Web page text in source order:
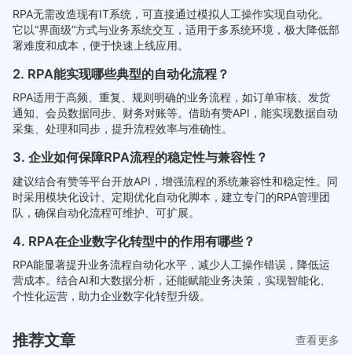
RPA无需改造现有IT系统，可直接通过模拟人工操作实现自动化。
它以“界面级”方式与业务系统交互，适用于多系统环境，极大降低部
署难度和成本，便于快速上线应用。
2. RPA能实现哪些典型的自动化流程？
RPA适用于高频、重复、规则明确的业务流程，如订单审核、发货
通知、会员数据同步、财务对账等。借助有赞API，能实现数据自动
采集、处理和同步，提升流程效率与准确性。
3. 企业如何保障RPA流程的稳定性与兼容性？
建议结合有赞等平台开放API，增强流程的系统兼容性和稳定性。同
时采用模块化设计、定期优化自动化脚本，建立专门的RPA管理团
队，确保自动化流程可维护、可扩展。
4. RPA在企业数字化转型中的作用有哪些？
RPA能显著提升业务流程自动化水平，减少人工操作错误，降低运
营成本。结合AI和大数据分析，还能赋能业务决策，实现智能化、
个性化运营，助力企业数字化转型升级。
推荐文章 查看更多